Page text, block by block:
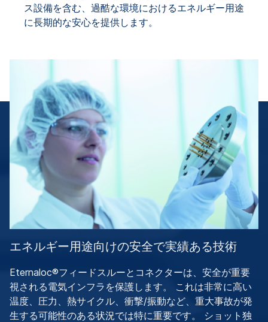
ス設備を含む、過酷な環境におけるエネルギー用途
に長期的な安心を提供します。
エネルギー用途向けの安全で実績ある技術
Eternaloc®フィードスルーとコネクターは、安全が重要
視される電気インフラを保護します。 これは非常に高い
温度、圧力、熱サイクル、衝撃/振動など、重大事故が発
生する可能性のある状況では特に重要です。 ショット独